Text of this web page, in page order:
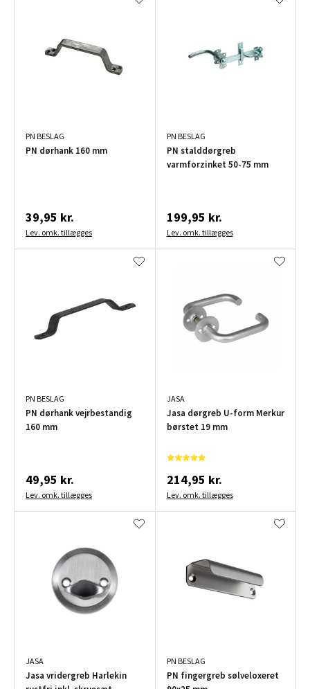
PN BESLAG
PN dørhank 160 mm
39,95 kr.
Lev. omk. tillægges
PN BESLAG
PN stalddørgreb
varmforzinket 50-75 mm
199,95 kr.
Lev. omk. tillægges
PN BESLAG
PN dørhank vejrbestandig
160 mm
49,95 kr.
Lev. omk. tillægges
JASA
Jasa dørgreb U-form Merkur
børstet 19 mm
214,95 kr.
Lev. omk. tillægges
JASA
Jasa vridergreb Harlekin
PN BESLAG
PN fingergreb sølveloxeret